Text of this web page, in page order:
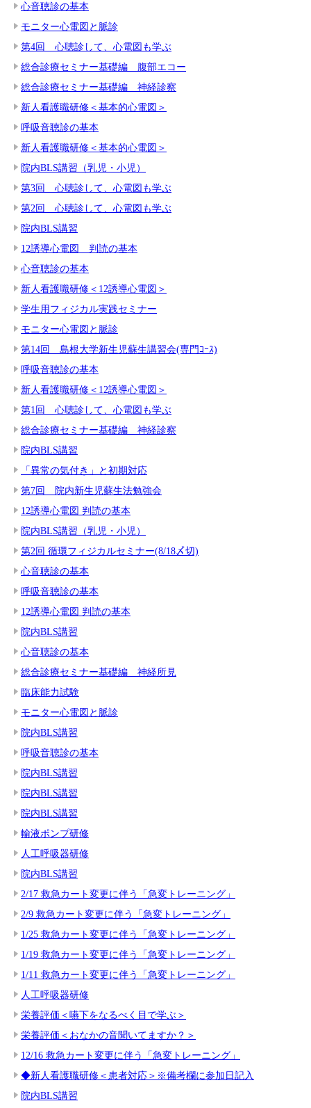
心音聴診の基本
モニター心電図と脈診
第4回 心聴診して、心電図も学ぶ
総合診療セミナー基礎編 腹部エコー
総合診療セミナー基礎編 神経診察
新人看護職研修＜基本的心電図＞
呼吸音聴診の基本
新人看護職研修＜基本的心電図＞
院内BLS講習（乳児・小児）
第3回 心聴診して、心電図も学ぶ
第2回 心聴診して、心電図も学ぶ
院内BLS講習
12誘導心電図 判読の基本
心音聴診の基本
新人看護職研修＜12誘導心電図＞
学生用フィジカル実践セミナー
モニター心電図と脈診
第14回 島根大学新生児蘇生講習会(専門ｺｰｽ)
呼吸音聴診の基本
新人看護職研修＜12誘導心電図＞
第1回 心聴診して、心電図も学ぶ
総合診療セミナー基礎編 神経診察
院内BLS講習
「異常の気付き」と初期対応
第7回 院内新生児蘇生法勉強会
12誘導心電図 判読の基本
院内BLS講習（乳児・小児）
第2回 循環フィジカルセミナー(8/18〆切)
心音聴診の基本
呼吸音聴診の基本
12誘導心電図 判読の基本
院内BLS講習
心音聴診の基本
総合診療セミナー基礎編 神経所見
臨床能力試験
モニター心電図と脈診
院内BLS講習
呼吸音聴診の基本
院内BLS講習
院内BLS講習
院内BLS講習
輸液ポンプ研修
人工呼吸器研修
院内BLS講習
2/17 救急カート変更に伴う「急変トレーニング」
2/9 救急カート変更に伴う「急変トレーニング」
1/25 救急カート変更に伴う「急変トレーニング」
1/19 救急カート変更に伴う「急変トレーニング」
1/11 救急カート変更に伴う「急変トレーニング」
人工呼吸器研修
栄養評価＜嚥下をなるべく目で学ぶ＞
栄養評価＜おなかの音聞いてますか？＞
12/16 救急カート変更に伴う「急変トレーニング」
◆新人看護職研修＜患者対応＞※備考欄に参加日記入
院内BLS講習